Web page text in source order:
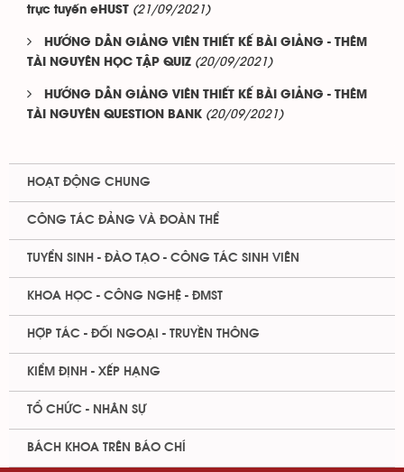
trực tuyến eHUST (21/09/2021)
HƯỚNG DẪN GIẢNG VIÊN THIẾT KẾ BÀI GIẢNG - THÊM
TÀI NGUYÊN HỌC TẬP QUIZ (20/09/2021)
HƯỚNG DẪN GIẢNG VIÊN THIẾT KẾ BÀI GIẢNG - THÊM
TÀI NGUYÊN QUESTION BANK (20/09/2021)
HOẠT ĐỘNG CHUNG
CÔNG TÁC ĐẢNG VÀ ĐOÀN THỂ
TUYỂN SINH - ĐÀO TẠO - CÔNG TÁC SINH VIÊN
KHOA HỌC - CÔNG NGHỆ - ĐMST
HỢP TÁC - ĐỐI NGOẠI - TRUYỀN THÔNG
KIỂM ĐỊNH - XẾP HẠNG
TỔ CHỨC - NHÂN SỰ
BÁCH KHOA TRÊN BÁO CHÍ